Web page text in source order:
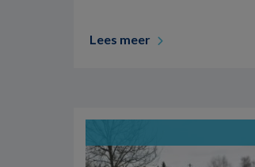
Lees meer